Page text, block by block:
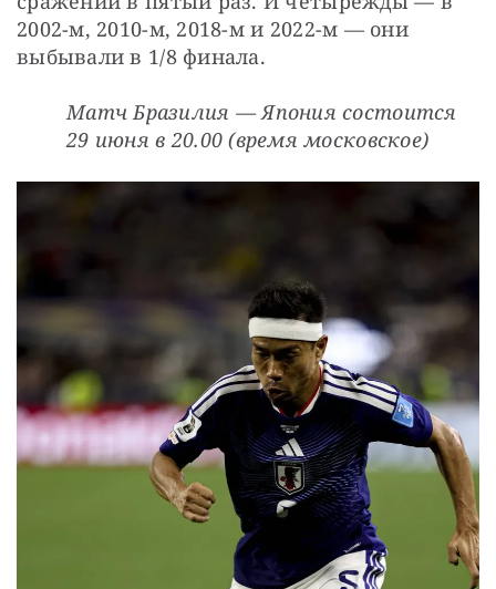
2002-м, 2010-м, 2018-м и 2022-м — они
выбывали в 1/8 финала.
Матч Бразилия — Япония состоится
29 июня в 20.00 (время московское)